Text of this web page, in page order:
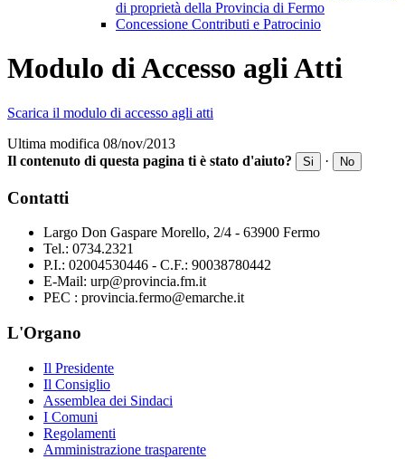
di proprietà della Provincia di Fermo
Concessione Contributi e Patrocinio
Modulo di Accesso agli Atti
Scarica il modulo di accesso agli atti
Ultima modifica 08/nov/2013
Il contenuto di questa pagina ti è stato d'aiuto?
Si · No
Contatti
Largo Don Gaspare Morello, 2/4 - 63900 Fermo
Tel.: 0734.2321
P.I.: 02004530446 - C.F.: 90038780442
E-Mail: urp@provincia.fm.it
PEC : provincia.fermo@emarche.it
L'Organo
Il Presidente
Il Consiglio
Assemblea dei Sindaci
I Comuni
Regolamenti
Amministrazione trasparente